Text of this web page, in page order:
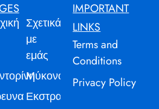
Σχετικά
με
εμάς
Μύκονος
Εκστρατεία
IMPORTANT
LINKS
Terms and
Conditions
Privacy Policy